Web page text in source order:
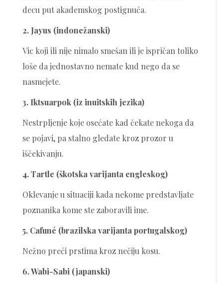
decu put akademskog postignuća.
2. Jayus (indonežanski)
Vic koji ili nije nimalo smešan ili je ispričan toliko
loše da jednostavno nemate kud nego da se
nasmejete.
3. Iktsuarpok (iz inuitskih jezika)
Nestrpljenje koje osećate kad čekate nekoga da
se pojavi, pa stalno gledate kroz prozor u
iščekivanju.
4. Tartle (škotska varijanta engleskog)
Oklevanje u situaciji kada nekome predstavljate
poznanika kome ste zaboravili ime.
5. Cafuné (brazilska varijanta portugalskog)
Nežno preći prstima kroz nečiju kosu.
6. Wabi-Sabi (japanski)